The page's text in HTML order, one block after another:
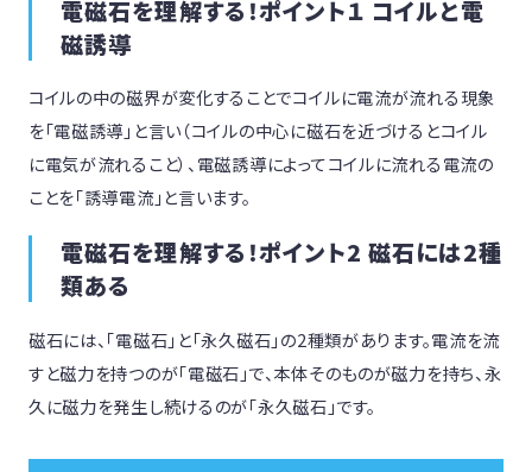
電磁石を理解する！ポイント１ コイルと電
磁誘導
コイルの中の磁界が変化することでコイルに電流が流れる現象
を「電磁誘導」と言い（コイルの中心に磁石を近づけるとコイル
に電気が流れること）、電磁誘導によってコイルに流れる電流の
ことを「誘導電流」と言います。
電磁石を理解する！ポイント2 磁石には2種
類ある
磁石には、「電磁石」と「永久磁石」の2種類があります。電流を流
すと磁力を持つのが「電磁石」で、本体そのものが磁力を持ち、永
久に磁力を発生し続けるのが「永久磁石」です。